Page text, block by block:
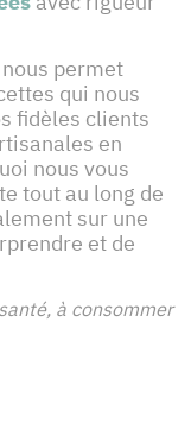
permet
qui nous
fidèles clients
en
nous vous
tout au long de
sur une
et de
à consommer